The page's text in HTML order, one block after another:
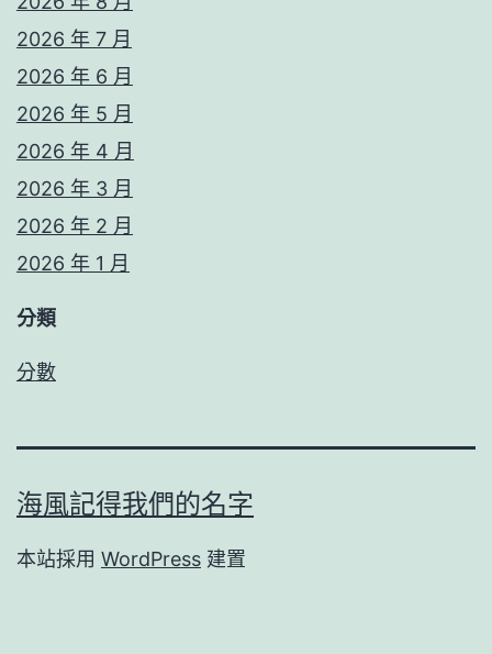
2026 年 7 月
2026 年 6 月
2026 年 5 月
2026 年 4 月
2026 年 3 月
2026 年 2 月
2026 年 1 月
分類
分數
海風記得我們的名字
本站採用 WordPress 建置